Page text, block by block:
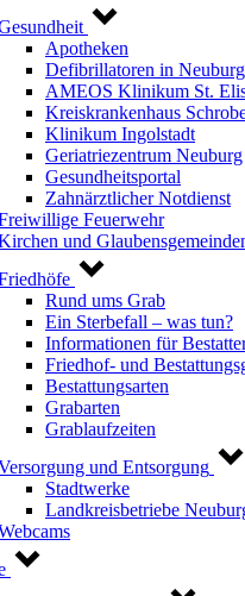
Apotheken
Defibrillatoren in Neuburg
AMEOS Klinikum St.
Kreiskrankenhaus
Klinikum Ingolstadt
Geriatriezentrum Neuburg
Gesundheitsportal
Zahnärztlicher Notdienst
Feuerwehr
und
Rund ums Grab
Ein Sterbefall – was tun?
Informationen für
Friedhof- und
Bestattungsarten
Grabarten
Grablaufzeiten
und Entsorgung
Stadtwerke
Landkreisbetriebe